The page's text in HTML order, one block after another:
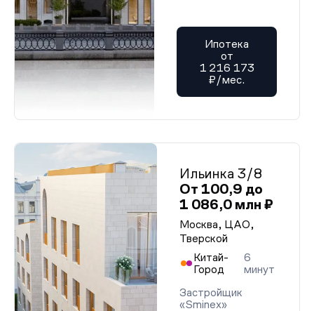
Ипотека
от
1 216 173
₽/мес.
Ильинка 3/8
От 100,9 до
1 086,0 млн ₽
Москва, ЦАО,
Тверской
Китай-
Город
6
минут
Застройщик
«Sminex»